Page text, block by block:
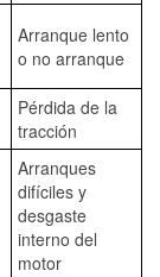
Arranque lento
o no arranque
Pérdida de la
tracción
Arranques
difíciles y
desgaste
interno del
motor